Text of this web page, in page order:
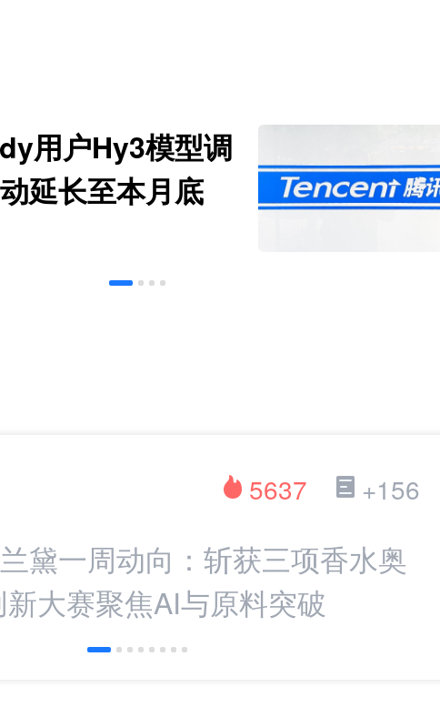
用户Hy3模型调
延长至本月底
+156
5637
黛一周动向：斩获三项香水奥
大赛聚焦AI与原料突破